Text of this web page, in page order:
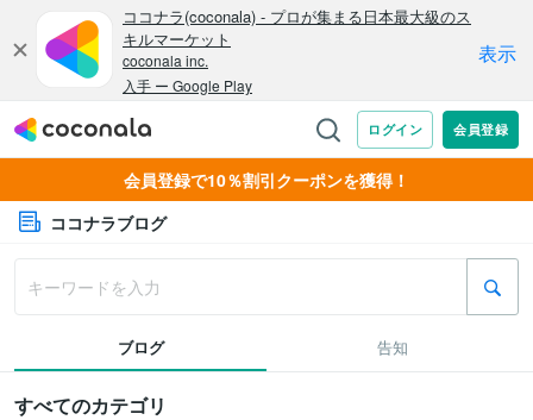
会員登録で10％割引クーポンを獲得！
ココナラブログ
ブログ 告知
すべてのカテゴリ